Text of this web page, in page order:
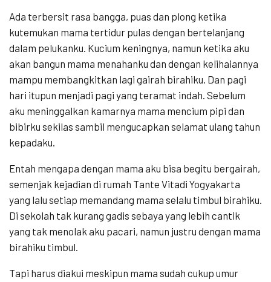
Ada terbersit rasa bangga, puas dan plong ketika
kutemukan mama tertidur pulas dengan bertelanjang
dalam pelukanku. Kucium keningnya, namun ketika aku
akan bangun mama menahanku dan dengan kelihaiannya
mampu membangkitkan lagi gairah birahiku. Dan pagi
hari itupun menjadi pagi yang teramat indah. Sebelum
aku meninggalkan kamarnya mama mencium pipi dan
bibirku sekilas sambil mengucapkan selamat ulang tahun
kepadaku.
Entah mengapa dengan mama aku bisa begitu bergairah,
semenjak kejadian di rumah Tante Vitadi Yogyakarta
yang lalu setiap memandang mama selalu timbul birahiku.
Di sekolah tak kurang gadis sebaya yang lebih cantik
yang tak menolak aku pacari, namun justru dengan mama
birahiku timbul.
Tapi harus diakui meskipun mama sudah cukup umur